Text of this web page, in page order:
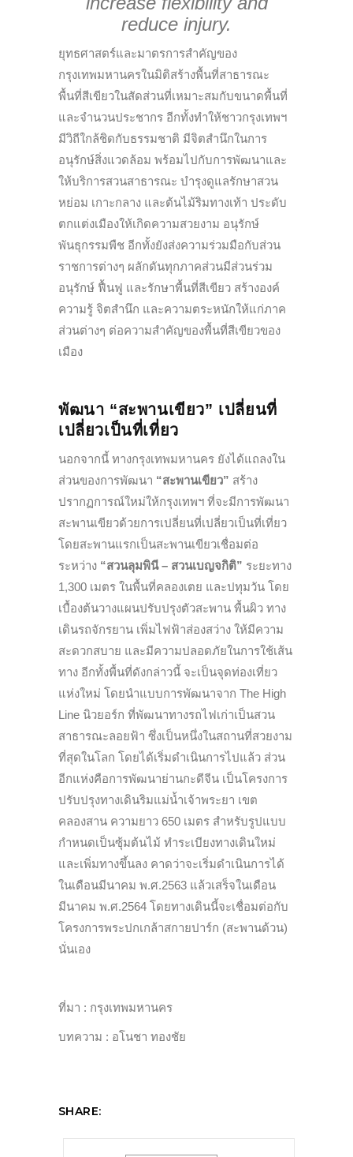
reduce injury.
ยุทธศาสตร์และมาตรการสำคัญของ
กรุงเทพมหานครในมิติสร้างพื้นที่สาธารณะ
พื้นที่สีเขียวในสัดส่วนที่เหมาะสมกับขนาดพื้นที่
และจำนวนประชากร อีกทั้งทำให้ชาวกรุงเทพฯ
มีวิถีใกล้ชิดกับธรรมชาติ มีจิตสำนึกในการ
อนุรักษ์สิ่งแวดล้อม พร้อมไปกับการพัฒนาและ
ให้บริการสวนสาธารณะ บำรุงดูแลรักษาสวน
หย่อม เกาะกลาง และต้นไม้ริมทางเท้า ประดับ
ตกแต่งเมืองให้เกิดความสวยงาม อนุรักษ์
พันธุกรรมพืช อีกทั้งยังส่งความร่วมมือกับส่วน
ราชการต่างๆ ผลักดันทุกภาคส่วนมีส่วนร่วม
อนุรักษ์ ฟื้นฟู และรักษาพื้นที่สีเขียว สร้างองค์
ความรู้ จิตสำนึก และความตระหนักให้แก่ภาค
ส่วนต่างๆ ต่อความสำคัญของพื้นที่สีเขียวของ
เมือง
พัฒนา “สะพานเขียว” เปลี่ยนที่
เปลี่ยวเป็นที่เที่ยว
นอกจากนี้ ทางกรุงเทพมหานคร ยังได้แถลงใน
ส่วนของการพัฒนา “สะพานเขียว” สร้าง
ปรากฏการณ์ใหม่ให้กรุงเทพฯ ที่จะมีการพัฒนา
สะพานเขียวด้วยการเปลี่ยนที่เปลี่ยวเป็นที่เที่ยว
โดยสะพานแรกเป็นสะพานเขียวเชื่อมต่อ
ระหว่าง “สวนลุมพินี – สวนเบญจกิติ” ระยะทาง
1,300 เมตร ในพื้นที่คลองเตย และปทุมวัน โดย
เบื้องต้นวางแผนปรับปรุงตัวสะพาน พื้นผิว ทาง
เดินรถจักรยาน เพิ่มไฟฟ้าส่องสว่าง ให้มีความ
สะดวกสบาย และมีความปลอดภัยในการใช้เส้น
ทาง อีกทั้งพื้นที่ดังกล่าวนี้ จะเป็นจุดท่องเที่ยว
แห่งใหม่ โดยนำแบบการพัฒนาจาก The High
Line นิวยอร์ก ที่พัฒนาทางรถไฟเก่าเป็นสวน
สาธารณะลอยฟ้า ซึ่งเป็นหนึ่งในสถานที่สวยงาม
ที่สุดในโลก โดยได้เริ่มดำเนินการไปแล้ว ส่วน
อีกแห่งคือการพัฒนาย่านกะดีจีน เป็นโครงการ
ปรับปรุงทางเดินริมแม่น้ำเจ้าพระยา เขต
คลองสาน ความยาว 650 เมตร สำหรับรูปแบบ
กำหนดเป็นซุ้มต้นไม้ ทำระเบียงทางเดินใหม่
และเพิ่มทางขึ้นลง คาดว่าจะเริ่มดำเนินการได้
ในเดือนมีนาคม พ.ศ.2563 แล้วเสร็จในเดือน
มีนาคม พ.ศ.2564 โดยทางเดินนี้จะเชื่อมต่อกับ
โครงการพระปกเกล้าสกายปาร์ก (สะพานด้วน)
นั่นเอง
ที่มา : กรุงเทพมหานคร
บทความ : อโนชา ทองชัย
SHARE: